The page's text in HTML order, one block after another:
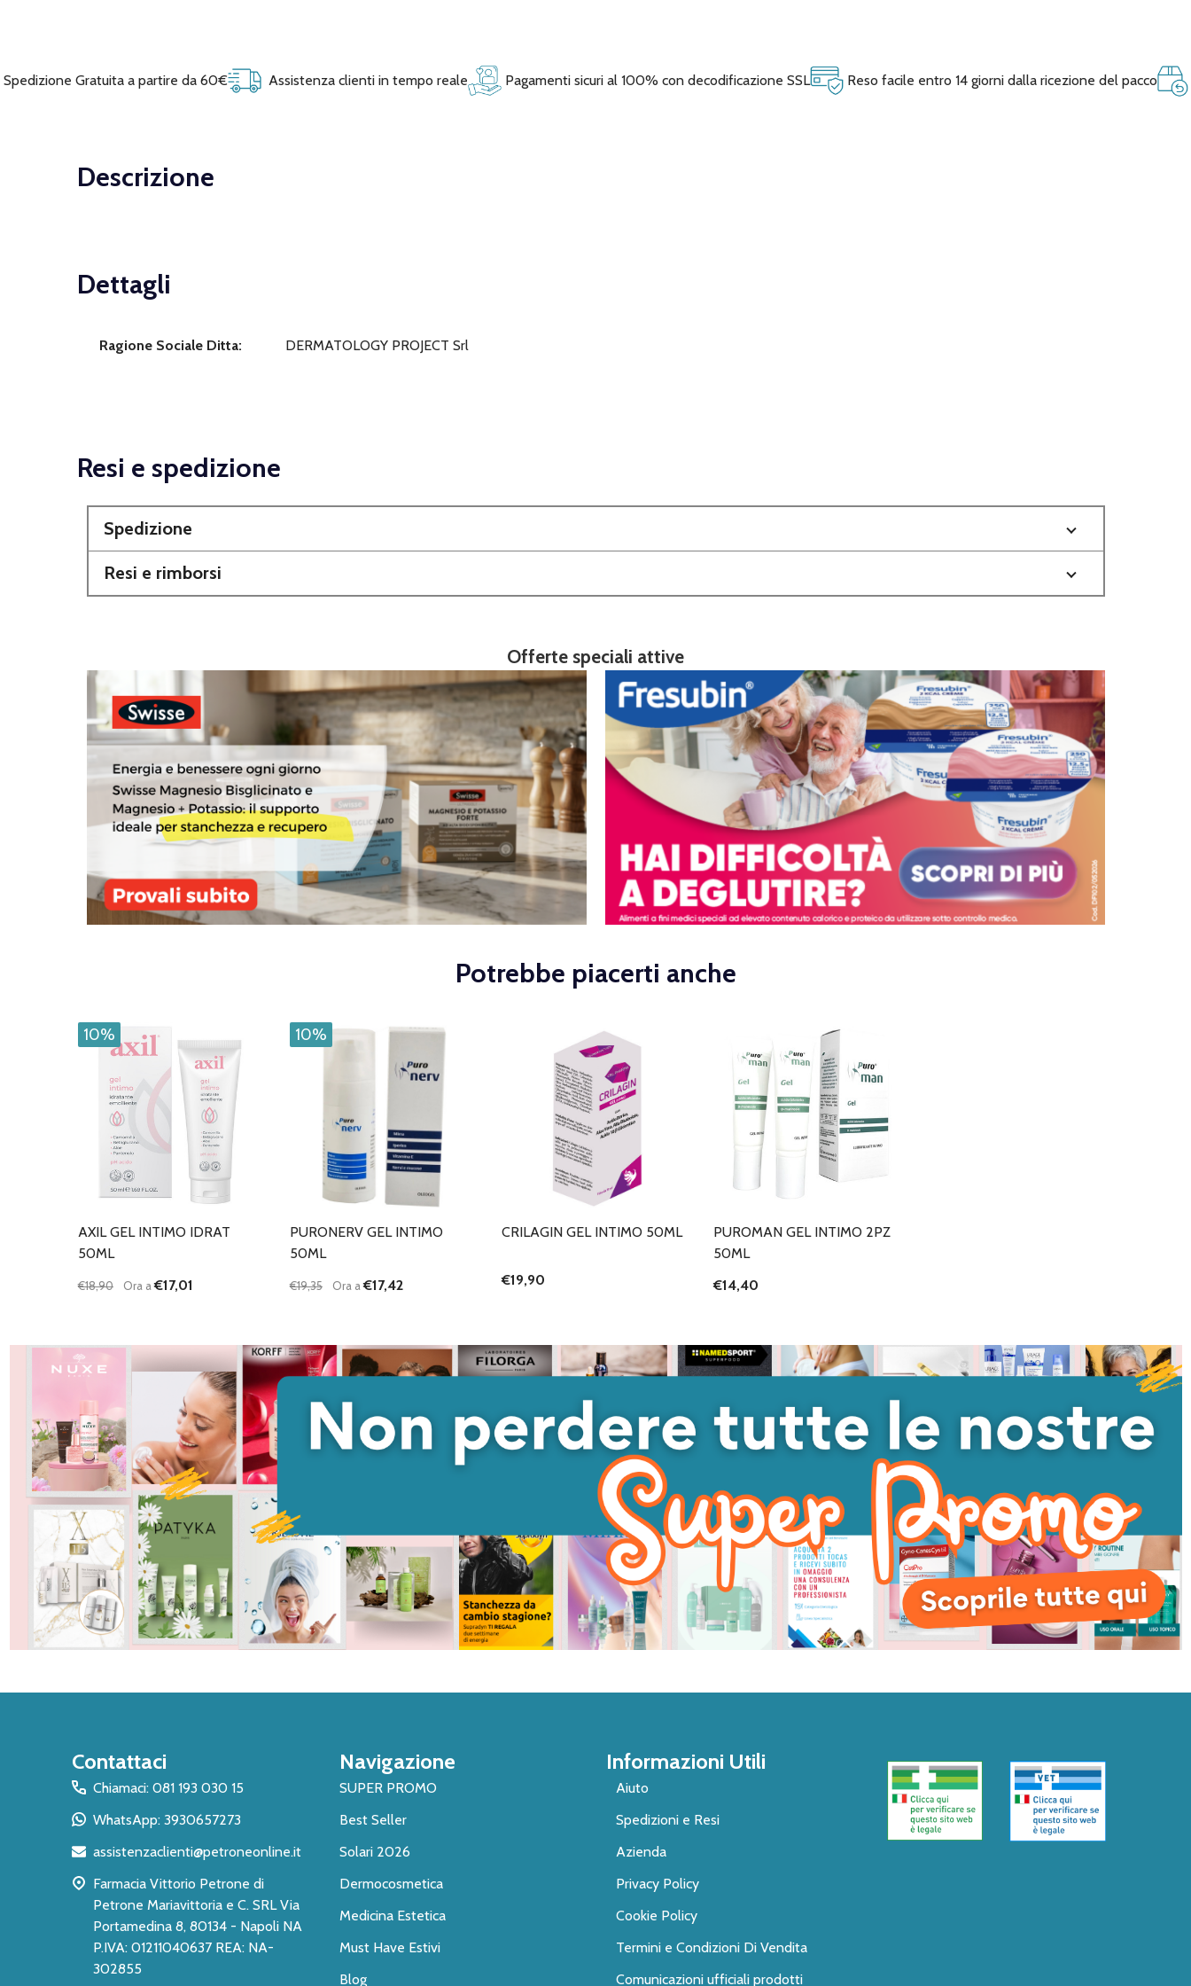
Spedizione Gratuita a partire da 60€ Assistenza clienti in tempo reale Pagamenti sicuri al 100% con decodificazione SSL Reso facile entro 14 giorni dalla ricezione del pacco
Descrizione
Dettagli
Ragione Sociale Ditta: DERMATOLOGY PROJECT Srl
Resi e spedizione
Spedizione
Resi e rimborsi
Offerte speciali attive
Potrebbe piacerti anche
10%
AXIL GEL INTIMO IDRAT
50ML
€18,90 Ora a€17,01
10%
PURONERV GEL INTIMO
50ML
€19,35 Ora a€17,42
CRILAGIN GEL INTIMO 50ML
€19,90
PUROMAN GEL INTIMO 2PZ
50ML
€14,40
Contattaci
Chiamaci: 081 193 030 15
WhatsApp: 3930657273
assistenzaclienti@petroneonline.it
Farmacia Vittorio Petrone di
Petrone Mariavittoria e C. SRL Via
Portamedina 8, 80134 - Napoli NA
P.IVA: 01211040637 REA: NA-
302855
Navigazione
SUPER PROMO
Best Seller
Solari 2026
Dermocosmetica
Medicina Estetica
Must Have Estivi
Blog
Informazioni Utili
Aiuto
Spedizioni e Resi
Azienda
Privacy Policy
Cookie Policy
Termini e Condizioni Di Vendita
Comunicazioni ufficiali prodotti